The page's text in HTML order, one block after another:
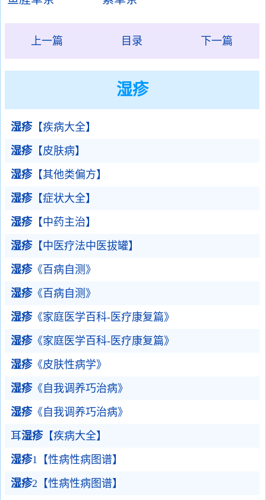
上一篇 目录 下一篇
湿疹
湿疹【疾病大全】
湿疹【皮肤病】
湿疹【其他类偏方】
湿疹【症状大全】
湿疹【中药主治】
湿疹【中医疗法中医拔罐】
湿疹《百病自测》
湿疹《百病自测》
湿疹《家庭医学百科-医疗康复篇》
湿疹《家庭医学百科-医疗康复篇》
湿疹《皮肤性病学》
湿疹《自我调养巧治病》
湿疹《自我调养巧治病》
耳湿疹【疾病大全】
湿疹1【性病性病图谱】
湿疹2【性病性病图谱】